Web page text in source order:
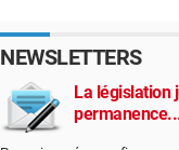
NEWSLETTERS
La législation